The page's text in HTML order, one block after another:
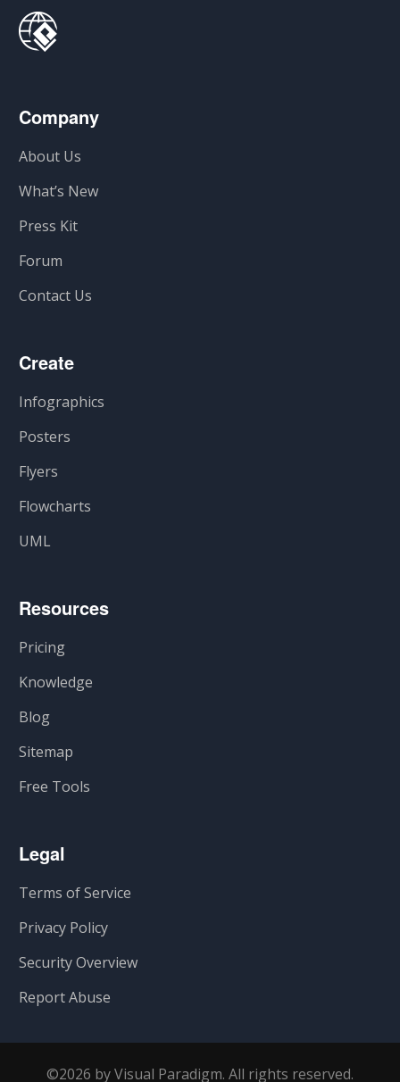
Company
About Us
What’s New
Press Kit
Forum
Contact Us
Create
Infographics
Posters
Flyers
Flowcharts
UML
Resources
Pricing
Knowledge
Blog
Sitemap
Free Tools
Legal
Terms of Service
Privacy Policy
Security Overview
Report Abuse
©2026 by Visual Paradigm. All rights reserved.